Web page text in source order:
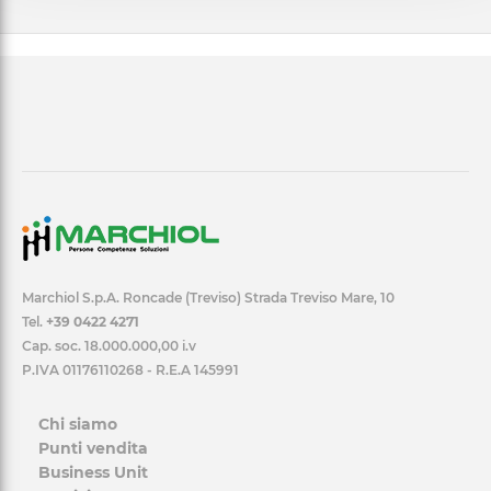
Marchiol S.p.A. Roncade (Treviso) Strada Treviso Mare, 10
Tel. +39 0422 4271
Cap. soc. 18.000.000,00 i.v
P.IVA 01176110268 - R.E.A 145991
Chi siamo
Punti vendita
Business Unit